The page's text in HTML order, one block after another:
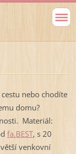
nebo chodíte
domu?
Materiál:
fa.BEST, s 20
venkovní